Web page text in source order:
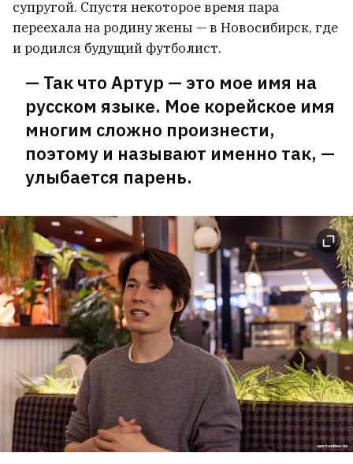
супругой. Спустя некоторое время пара
переехала на родину жены — в Новосибирск, где
и родился будущий футболист.
— Так что Артур — это мое имя на
русском языке. Мое корейское имя
многим сложно произнести,
поэтому и называют именно так, —
улыбается парень.
Российским ударом под Киевом убило
бабушку, дедушку и трёхлетнего внука
На минском пляже за кражи задержали
юных «фокусников»
Влюблённый в белорусский язык
математик и священник, который
выучил английский по детективам
Агаты Кристи. 100 лет Александру
Надсону